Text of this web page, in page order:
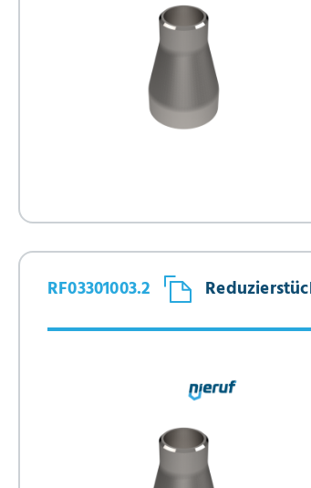
RF03301003.2